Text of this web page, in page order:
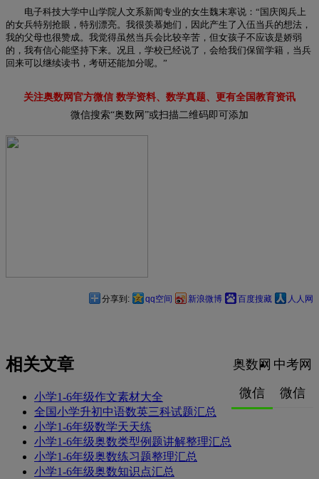
电子科技大学中山学院人文系新闻专业的女生魏末寒说：“国庆阅兵上
的女兵特别抢眼，特别漂亮。我很羡慕她们，因此产生了入伍当兵的想法，
我的父母也很赞成。我觉得虽然当兵会比较辛苦，但女孩子不应该是娇弱
的，我有信心能坚持下来。况且，学校已经说了，会给我们保留学籍，当兵
回来可以继续读书，考研还能加分呢。”
关注奥数网官方微信 数学资料、数学真题、更有全国教育资讯
微信搜索“奥数网”或扫描二维码即可添加
分享到: qq空间 新浪微博 百度搜藏 人人网
相关文章
小学1-6年级作文素材大全
全国小学升初中语数英三科试题汇总
小学1-6年级数学天天练
小学1-6年级奥数类型例题讲解整理汇总
小学1-6年级奥数练习题整理汇总
小学1-6年级奥数知识点汇总
奥数网
微信
中考网
微信